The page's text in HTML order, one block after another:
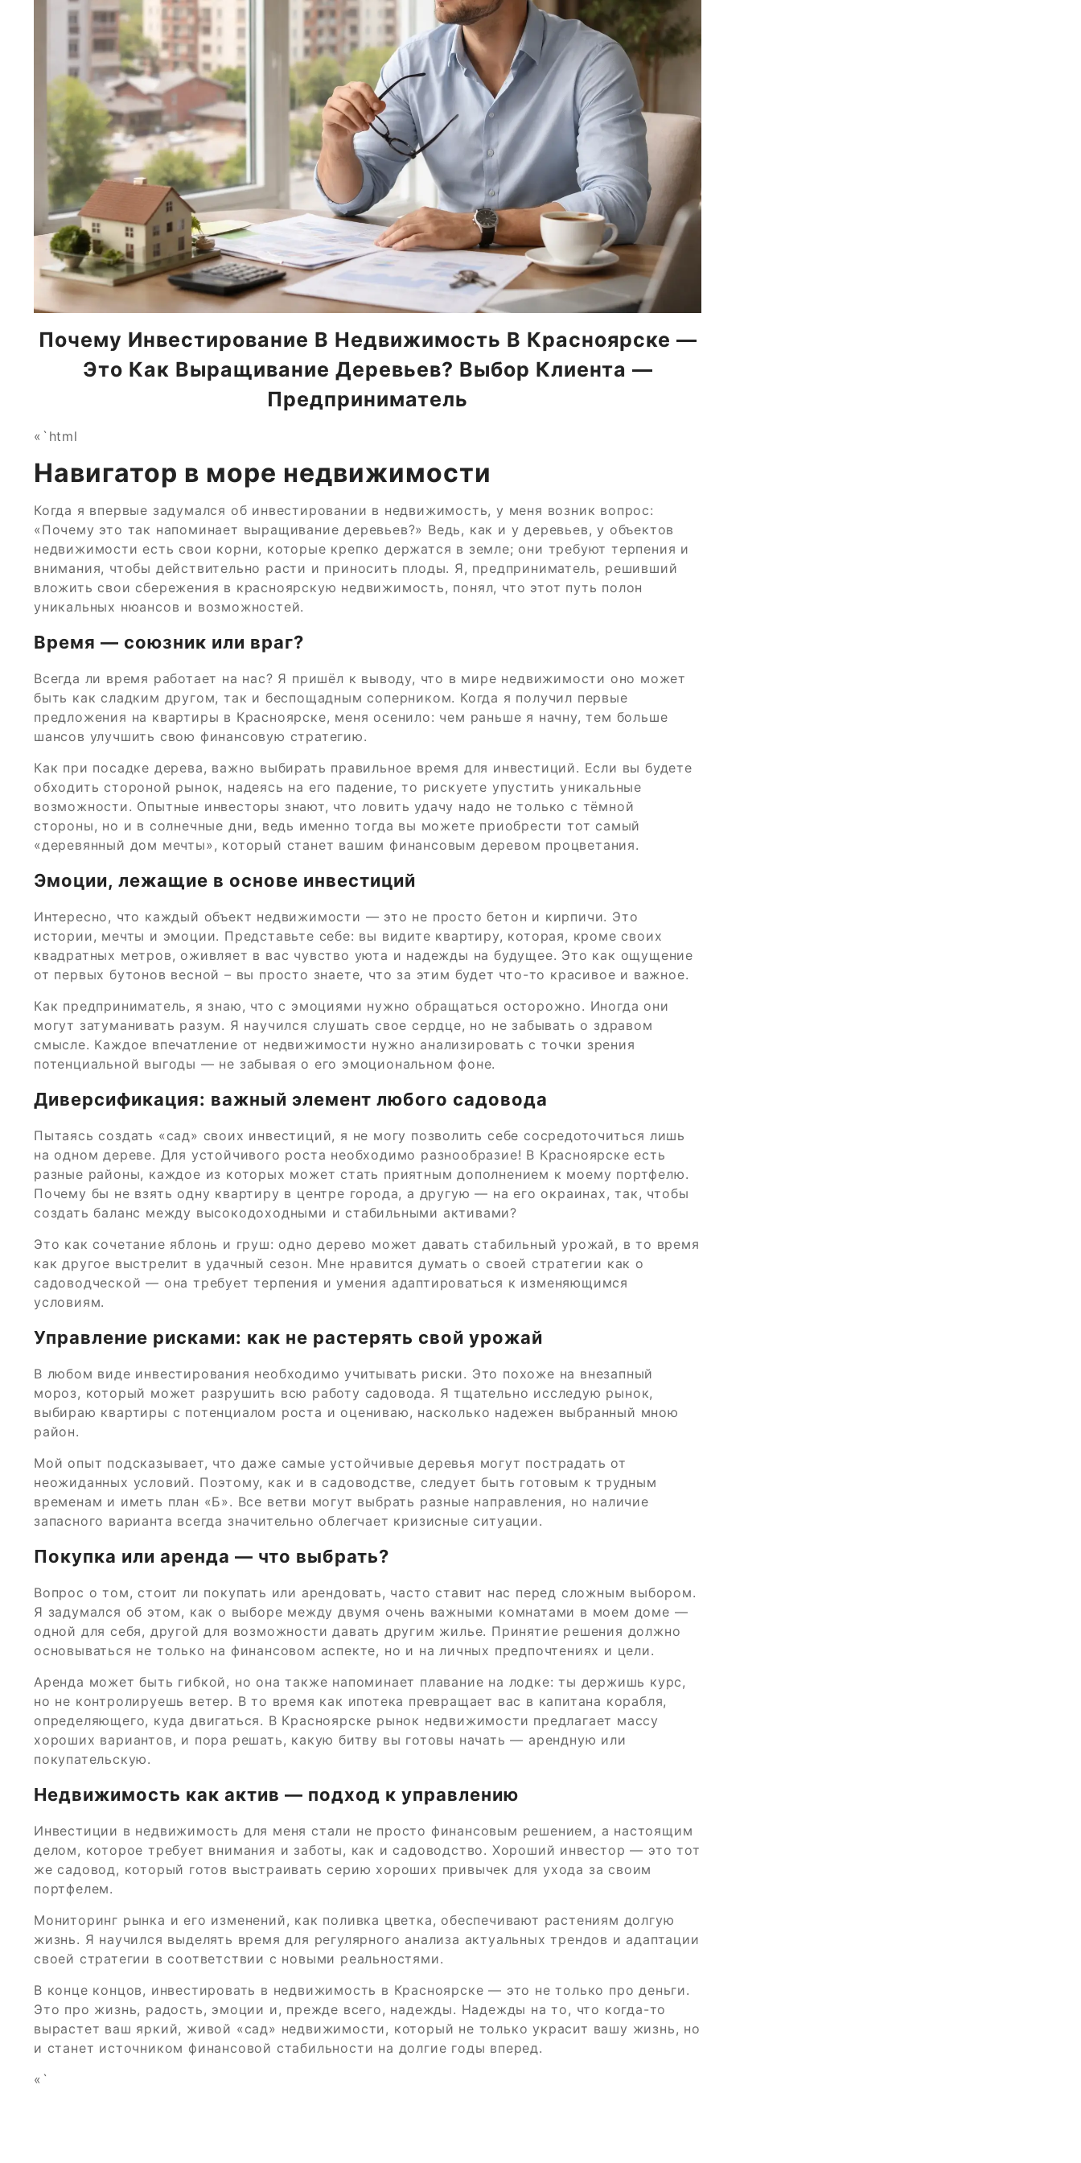
Почему Инвестирование В Недвижимость В Красноярске —
Это Как Выращивание Деревьев? Выбор Клиента —
Предприниматель
«`html
Навигатор в море недвижимости
Когда я впервые задумался об инвестировании в недвижимость, у меня возник вопрос:
«Почему это так напоминает выращивание деревьев?» Ведь, как и у деревьев, у объектов
недвижимости есть свои корни, которые крепко держатся в земле; они требуют терпения и
внимания, чтобы действительно расти и приносить плоды. Я, предприниматель, решивший
вложить свои сбережения в красноярскую недвижимость, понял, что этот путь полон
уникальных нюансов и возможностей.
Время — союзник или враг?
Всегда ли время работает на нас? Я пришёл к выводу, что в мире недвижимости оно может
быть как сладким другом, так и беспощадным соперником. Когда я получил первые
предложения на квартиры в Красноярске, меня осенило: чем раньше я начну, тем больше
шансов улучшить свою финансовую стратегию.
Как при посадке дерева, важно выбирать правильное время для инвестиций. Если вы будете
обходить стороной рынок, надеясь на его падение, то рискуете упустить уникальные
возможности. Опытные инвесторы знают, что ловить удачу надо не только с тёмной
стороны, но и в солнечные дни, ведь именно тогда вы можете приобрести тот самый
«деревянный дом мечты», который станет вашим финансовым деревом процветания.
Эмоции, лежащие в основе инвестиций
Интересно, что каждый объект недвижимости — это не просто бетон и кирпичи. Это
истории, мечты и эмоции. Представьте себе: вы видите квартиру, которая, кроме своих
квадратных метров, оживляет в вас чувство уюта и надежды на будущее. Это как ощущение
от первых бутонов весной – вы просто знаете, что за этим будет что-то красивое и важное.
Как предприниматель, я знаю, что с эмоциями нужно обращаться осторожно. Иногда они
могут затуманивать разум. Я научился слушать свое сердце, но не забывать о здравом
смысле. Каждое впечатление от недвижимости нужно анализировать с точки зрения
потенциальной выгоды — не забывая о его эмоциональном фоне.
Диверсификация: важный элемент любого садовода
Пытаясь создать «сад» своих инвестиций, я не могу позволить себе сосредоточиться лишь
на одном дереве. Для устойчивого роста необходимо разнообразие! В Красноярске есть
разные районы, каждое из которых может стать приятным дополнением к моему портфелю.
Почему бы не взять одну квартиру в центре города, а другую — на его окраинах, так, чтобы
создать баланс между высокодоходными и стабильными активами?
Это как сочетание яблонь и груш: одно дерево может давать стабильный урожай, в то время
как другое выстрелит в удачный сезон. Мне нравится думать о своей стратегии как о
садоводческой — она требует терпения и умения адаптироваться к изменяющимся
условиям.
Управление рисками: как не растерять свой урожай
В любом виде инвестирования необходимо учитывать риски. Это похоже на внезапный
мороз, который может разрушить всю работу садовода. Я тщательно исследую рынок,
выбираю квартиры с потенциалом роста и оцениваю, насколько надежен выбранный мною
район.
Мой опыт подсказывает, что даже самые устойчивые деревья могут пострадать от
неожиданных условий. Поэтому, как и в садоводстве, следует быть готовым к трудным
временам и иметь план «Б». Все ветви могут выбрать разные направления, но наличие
запасного варианта всегда значительно облегчает кризисные ситуации.
Покупка или аренда — что выбрать?
Вопрос о том, стоит ли покупать или арендовать, часто ставит нас перед сложным выбором.
Я задумался об этом, как о выборе между двумя очень важными комнатами в моем доме —
одной для себя, другой для возможности давать другим жилье. Принятие решения должно
основываться не только на финансовом аспекте, но и на личных предпочтениях и цели.
Аренда может быть гибкой, но она также напоминает плавание на лодке: ты держишь курс,
но не контролируешь ветер. В то время как ипотека превращает вас в капитана корабля,
определяющего, куда двигаться. В Красноярске рынок недвижимости предлагает массу
хороших вариантов, и пора решать, какую битву вы готовы начать — арендную или
покупательскую.
Недвижимость как актив — подход к управлению
Инвестиции в недвижимость для меня стали не просто финансовым решением, а настоящим
делом, которое требует внимания и заботы, как и садоводство. Хороший инвестор — это тот
же садовод, который готов выстраивать серию хороших привычек для ухода за своим
портфелем.
Мониторинг рынка и его изменений, как поливка цветка, обеспечивают растениям долгую
жизнь. Я научился выделять время для регулярного анализа актуальных трендов и адаптации
своей стратегии в соответствии с новыми реальностями.
В конце концов, инвестировать в недвижимость в Красноярске — это не только про деньги.
Это про жизнь, радость, эмоции и, прежде всего, надежды. Надежды на то, что когда-то
вырастет ваш яркий, живой «сад» недвижимости, который не только украсит вашу жизнь, но
и станет источником финансовой стабильности на долгие годы вперед.
«`